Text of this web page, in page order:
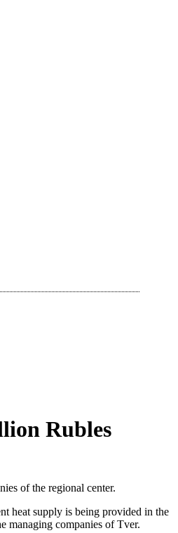
Rubles
of the regional center.
heat supply is being provided in the
managing companies of Tver.